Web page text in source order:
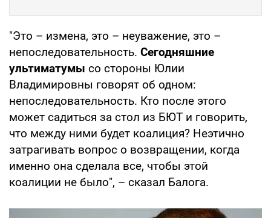
"Это – измена, это – неуважение, это –
непоследовательность. Сегодняшние
ультиматумы со стороны Юлии
Владимировны говорят об одном:
непоследовательность. Кто после этого
может садиться за стол из БЮТ и говорить,
что между ними будет коалиция? Неэтично
затрагивать вопрос о возвращении, когда
именно она сделала все, чтобы этой
коалиции не было", – сказал Балога.